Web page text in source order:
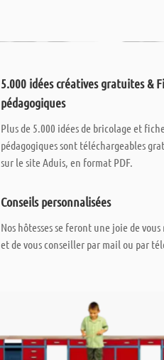
5.000 idées créatives gratuites &
pédagogiques
Plus de 5.000 idées de bricolage et
pédagogiques sont téléchargeables
sur le site Aduis, en format PDF.
Conseils personnalisées
Nos hôtesses se feront une joie de
et de vous conseiller par mail ou par